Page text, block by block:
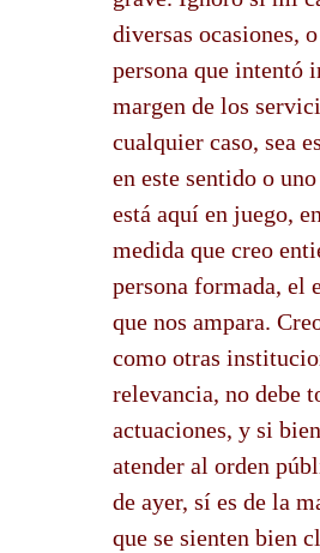
diversas ocasiones,
persona que intentó
margen de los
cualquier caso, sea
en este sentido o
está aquí en juego,
medida que creo
persona formada, el
que nos ampara.
como otras
relevancia, no debe
actuaciones, y si
atender al orden
de ayer, sí es de la
que se sienten bien